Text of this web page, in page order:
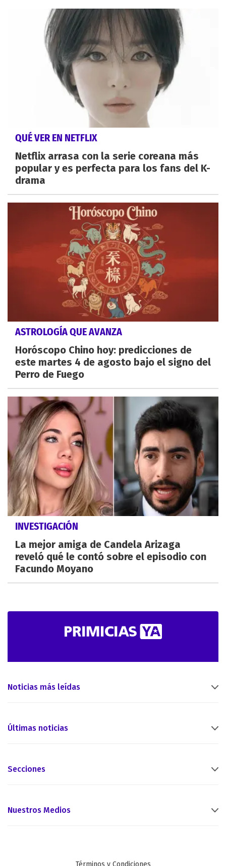
QUÉ VER EN NETFLIX
Netflix arrasa con la serie coreana más
popular y es perfecta para los fans del K-
drama
ASTROLOGÍA QUE AVANZA
Horóscopo Chino hoy: predicciones de
este martes 4 de agosto bajo el signo del
Perro de Fuego
INVESTIGACIÓN
La mejor amiga de Candela Arizaga
reveló qué le contó sobre el episodio con
Facundo Moyano
Noticias más leídas
Últimas noticias
Secciones
Nuestros Medios
Términos y Condiciones